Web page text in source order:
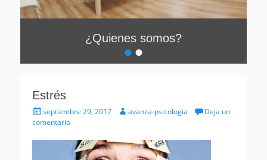
••
¿Quienes somos?
el
avanza-
psicologia
Estrés
Publicado
el
septiembre 29, 2017 Autoravanza-psicologia
Deja un
comentario